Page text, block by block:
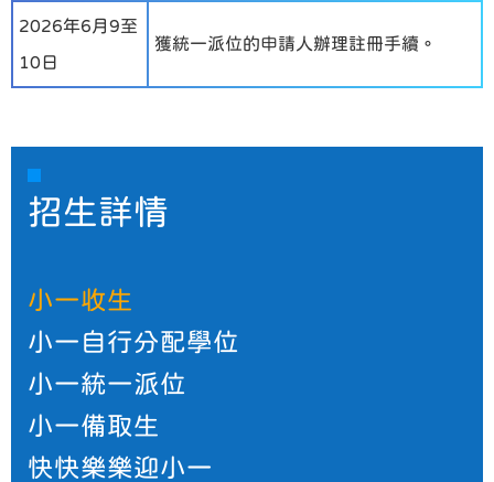
2026年6月9至
10日
獲統一派位的申請人辦理註冊手續。
招生詳情
小一收生
小一自行分配學位
小一統一派位
小一備取生
快快樂樂迎小一